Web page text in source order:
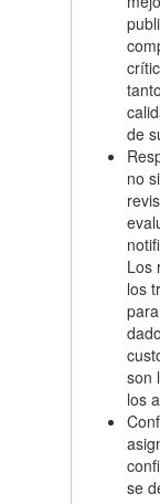
de
no
Los
los
son
los
se